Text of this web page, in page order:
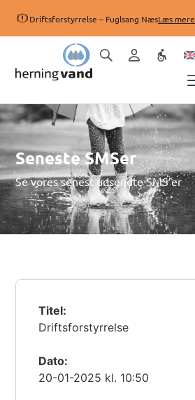
Driftsforstyrrelse – Fuglsang NæsLæs mere
Seneste SMSer
Se vores senest udsendte SMS’er
Titel:
Driftsforstyrrelse
Dato:
20-01-2025 kl. 10:50